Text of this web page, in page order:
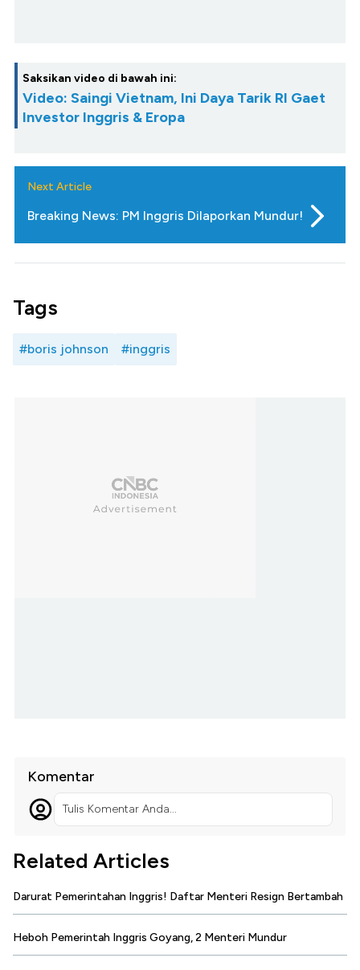
Saksikan video di bawah ini:
Video: Saingi Vietnam, Ini Daya Tarik RI Gaet
Investor Inggris & Eropa
Next Article
Breaking News: PM Inggris Dilaporkan Mundur!
Tags
#boris johnson #inggris
Komentar
Tulis Komentar Anda...
Related Articles
Darurat Pemerintahan Inggris! Daftar Menteri Resign Bertambah
Heboh Pemerintah Inggris Goyang, 2 Menteri Mundur